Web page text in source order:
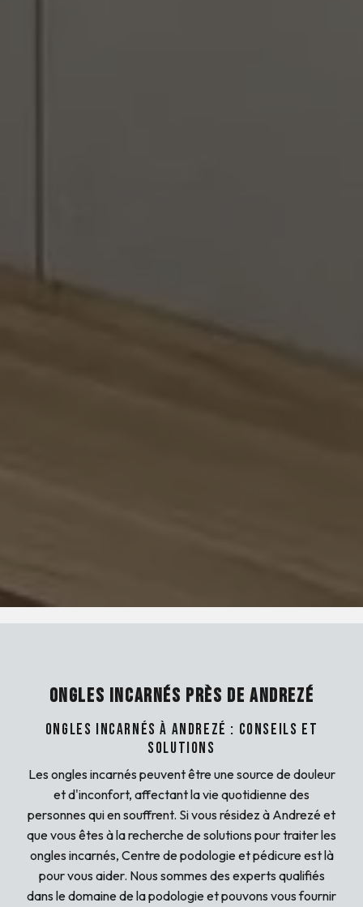
ONGLES INCARNÉS PRÈS DE ANDREZÉ
Ongles incarnés à Andrezé : Conseils et
Solutions
Les ongles incarnés peuvent être une source de douleur
et d'inconfort, affectant la vie quotidienne des
personnes qui en souffrent. Si vous résidez à Andrezé et
que vous êtes à la recherche de solutions pour traiter les
ongles incarnés, Centre de podologie et pédicure est là
pour vous aider. Nous sommes des experts qualifiés
dans le domaine de la podologie et pouvons vous fournir